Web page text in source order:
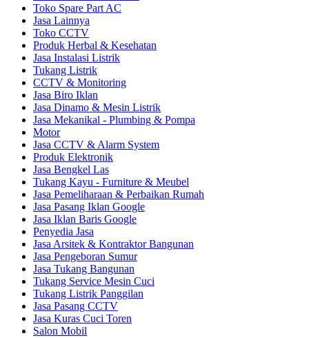
Toko Spare Part AC
Jasa Lainnya
Toko CCTV
Produk Herbal & Kesehatan
Jasa Instalasi Listrik
Tukang Listrik
CCTV & Monitoring
Jasa Biro Iklan
Jasa Dinamo & Mesin Listrik
Jasa Mekanikal - Plumbing & Pompa
Motor
Jasa CCTV & Alarm System
Produk Elektronik
Jasa Bengkel Las
Tukang Kayu - Furniture & Meubel
Jasa Pemeliharaan & Perbaikan Rumah
Jasa Pasang Iklan Google
Jasa Iklan Baris Google
Penyedia Jasa
Jasa Arsitek & Kontraktor Bangunan
Jasa Pengeboran Sumur
Jasa Tukang Bangunan
Tukang Service Mesin Cuci
Tukang Listrik Panggilan
Jasa Pasang CCTV
Jasa Kuras Cuci Toren
Salon Mobil